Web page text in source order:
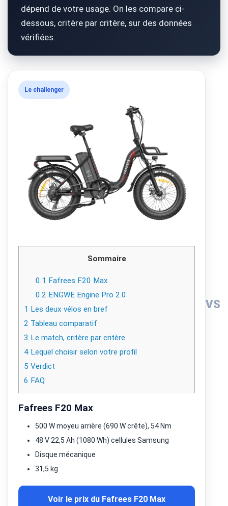
dépend de votre usage. On les compare ci-
dessous, critère par critère, sur des données
vérifiées.
Le challenger
Sommaire
0.1 Fafrees F20 Max
0.2 ENGWE Engine Pro 2.0
1 Les deux vélos en bref
2 Tableau comparatif
3 Le match, critère par critère
4 Lequel choisir selon votre profil
5 Verdict
6 FAQ
Fafrees F20 Max
500 W moyeu arrière (690 W crête), 54 Nm
48 V 22,5 Ah (1080 Wh) cellules Samsung
Disque mécanique
31,5 kg
Voir le prix du Fafrees F20 Max
VS